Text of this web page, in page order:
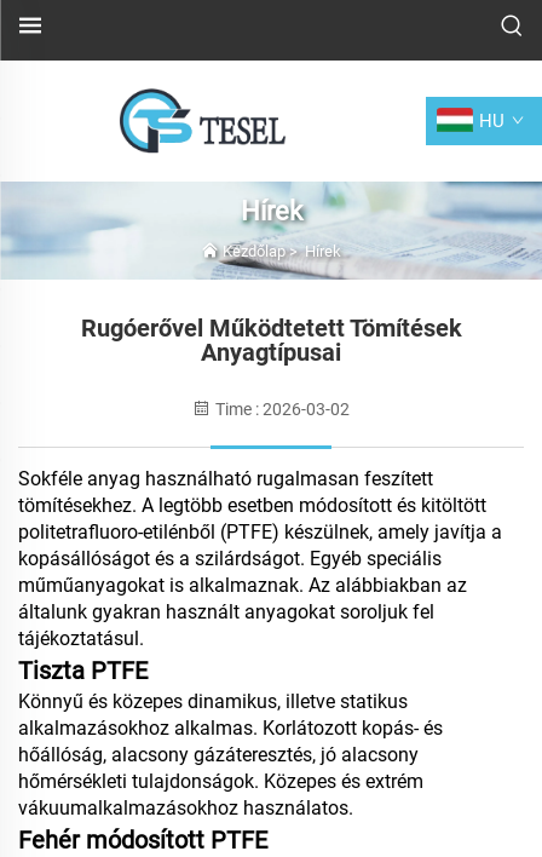
HU
Hírek
Kezdőlap>Hírek
Rugóerővel Működtetett Tömítések
Anyagtípusai
Time : 2026-03-02
Sokféle anyag használható rugalmasan feszített
tömítésekhez. A legtöbb esetben módosított és kitöltött
politetrafluoro-etilénből (PTFE) készülnek, amely javítja a
kopásállóságot és a szilárdságot. Egyéb speciális
műműanyagokat is alkalmaznak. Az alábbiakban az
általunk gyakran használt anyagokat soroljuk fel
tájékoztatásul.
Tiszta PTFE
Könnyű és közepes dinamikus, illetve statikus
alkalmazásokhoz alkalmas. Korlátozott kopás- és
hőállóság, alacsony gázáteresztés, jó alacsony
hőmérsékleti tulajdonságok. Közepes és extrém
vákuumalkalmazásokhoz használatos.
Fehér módosított PTFE